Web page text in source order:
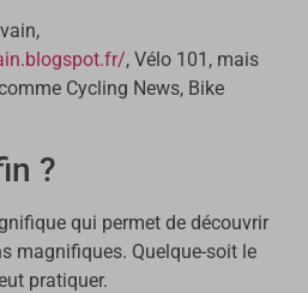
, Vélo 101, mais
Cycling News, Bike
?
qui permet de découvrir
magnifiques. Quelque-soit le
pratiquer.